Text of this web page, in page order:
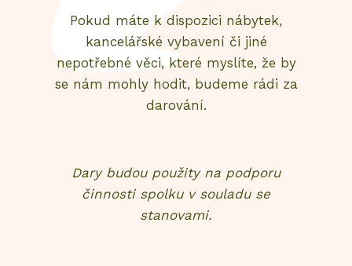
Pokud máte k dispozici nábytek,
kancelářské vybavení či jiné
nepotřebné věci, které myslíte, že by
se nám mohly hodit, budeme rádi za
darování.
Dary budou použity na podporu
činnosti spolku v souladu se
stanovami.